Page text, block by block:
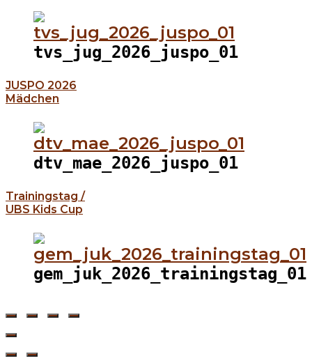
tvs_jug_2026_juspo_01
JUSPO 2026
Mädchen
dtv_mae_2026_juspo_01
Trainingstag /
UBS Kids Cup
gem_juk_2026_trainingstag_01